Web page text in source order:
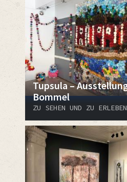
Tupsula –
Bommel
ZU SEHEN UND ZU ERLEBEN